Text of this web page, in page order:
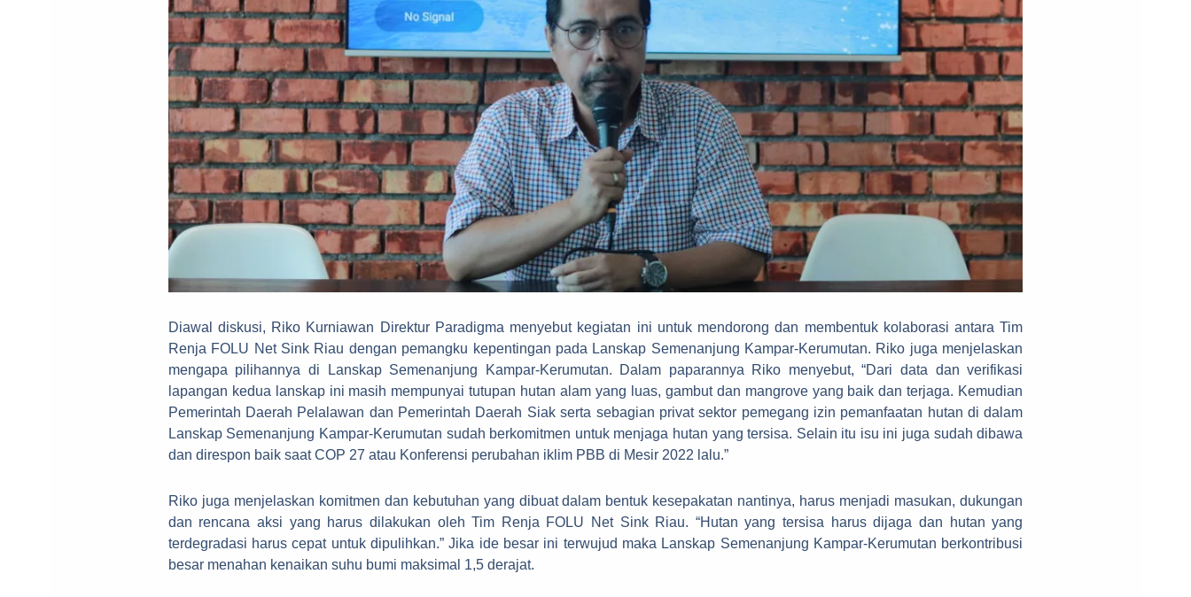
Diawal diskusi, Riko Kurniawan Direktur Paradigma menyebut kegiatan ini untuk mendorong dan membentuk kolaborasi antara Tim
Renja FOLU Net Sink Riau dengan pemangku kepentingan pada Lanskap Semenanjung Kampar-Kerumutan. Riko juga menjelaskan
mengapa pilihannya di Lanskap Semenanjung Kampar-Kerumutan. Dalam paparannya Riko menyebut, “Dari data dan verifikasi
lapangan kedua lanskap ini masih mempunyai tutupan hutan alam yang luas, gambut dan mangrove yang baik dan terjaga. Kemudian
Pemerintah Daerah Pelalawan dan Pemerintah Daerah Siak serta sebagian privat sektor pemegang izin pemanfaatan hutan di dalam
Lanskap Semenanjung Kampar-Kerumutan sudah berkomitmen untuk menjaga hutan yang tersisa. Selain itu isu ini juga sudah dibawa
dan direspon baik saat COP 27 atau Konferensi perubahan iklim PBB di Mesir 2022 lalu.”
Riko juga menjelaskan komitmen dan kebutuhan yang dibuat dalam bentuk kesepakatan nantinya, harus menjadi masukan, dukungan
dan rencana aksi yang harus dilakukan oleh Tim Renja FOLU Net Sink Riau. “Hutan yang tersisa harus dijaga dan hutan yang
terdegradasi harus cepat untuk dipulihkan.” Jika ide besar ini terwujud maka Lanskap Semenanjung Kampar-Kerumutan berkontribusi
besar menahan kenaikan suhu bumi maksimal 1,5 derajat.